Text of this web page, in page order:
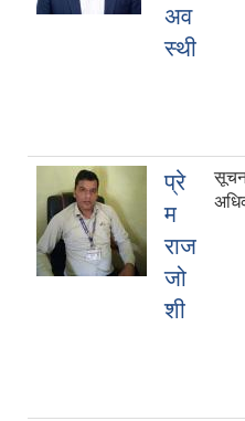
अव
स्थी
प्रे
म
राज
जो
शी